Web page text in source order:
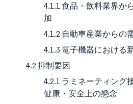
4.1.1 食品・飲料業界か
加
4.1.2 自動車産業からの
4.1.3 電子機器における
4.2 抑制要因
4.2.1 ラミネーティング
健康・安全上の懸念